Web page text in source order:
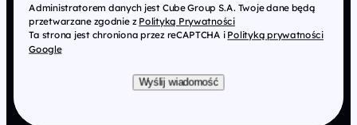
Administratorem danych jest Cube Group S.A. Twoje dane będą
przetwarzane zgodnie z Polityką Prywatności
Ta strona jest chroniona przez reCAPTCHA i Polityką prywatności
Google
Wyślij wiadomość